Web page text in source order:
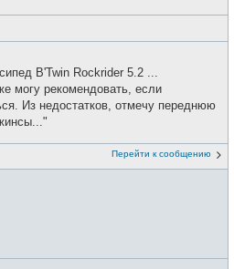
B'Twin Rockrider 5.2 ...
могу рекомендовать, если
Из недостатков, отмечу переднюю
Перейти к сообщению